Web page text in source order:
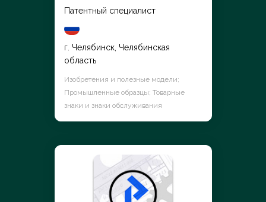
Патентный специалист
г. Челябинск, Челябинская
область
Изобретения и полезные модели;
Промышленные образцы; Товарные
знаки и знаки обслуживания